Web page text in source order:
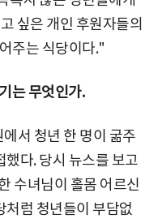
싶은 개인 후원자들의
주는 식당이다."
는 무엇인가.
서 청년 한 명이 굶주
다. 당시 뉴스를 보고
수녀님이 홀몸 어르신
처럼 청년들이 부담없